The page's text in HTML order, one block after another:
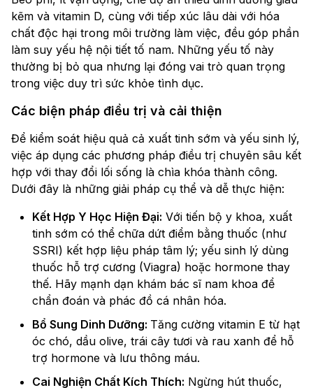
kẽm và vitamin D, cùng với tiếp xúc lâu dài với hóa
chất độc hại trong môi trường làm việc, đều góp phần
làm suy yếu hệ nội tiết tố nam. Những yếu tố này
thường bị bỏ qua nhưng lại đóng vai trò quan trọng
trong việc duy trì sức khỏe tình dục.
Các biện pháp điều trị và cải thiện
Để kiểm soát hiệu quả cả xuất tinh sớm và yếu sinh lý,
việc áp dụng các phương pháp điều trị chuyên sâu kết
hợp với thay đổi lối sống là chìa khóa thành công.
Dưới đây là những giải pháp cụ thể và dễ thực hiện:
Kết Hợp Y Học Hiện Đại: Với tiến bộ y khoa, xuất
tinh sớm có thể chữa dứt điểm bằng thuốc (như
SSRI) kết hợp liệu pháp tâm lý; yếu sinh lý dùng
thuốc hỗ trợ cương (Viagra) hoặc hormone thay
thế. Hãy mạnh dạn khám bác sĩ nam khoa để
chẩn đoán và phác đồ cá nhân hóa.
Bổ Sung Dinh Dưỡng: Tăng cường vitamin E từ hạt
óc chó, dầu olive, trái cây tươi và rau xanh để hỗ
trợ hormone và lưu thông máu.
Cai Nghiện Chất Kích Thích: Ngừng hút thuốc,